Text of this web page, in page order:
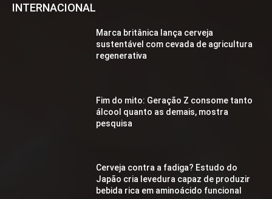
INTERNACIONAL
Marca britânica lança cerveja
sustentável com cevada de agricultura
regenerativa
Fim do mito: Geração Z consome tanto
álcool quanto as demais, mostra
pesquisa
Cerveja contra a fadiga? Estudo do
Japão cria levedura capaz de produzir
bebida rica em aminoácido funcional